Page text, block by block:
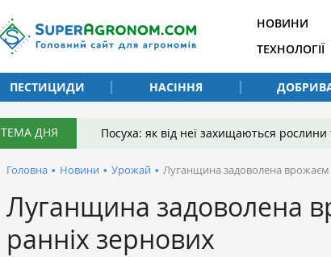
НОВИНИ
ТЕХНОЛОГІЇ
ПЕСТИЦИДИ
НАСІННЯ
ТЕМА ДНЯ Посуха: як від неї захищаються
Головна • Новини • Урожай • Луганщина задоволена врожаєм
Луганщина задоволена
ранніх зернових